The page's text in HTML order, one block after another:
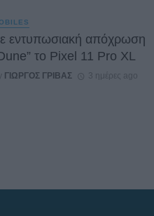
εντυπωσιακή απόχρωση
το Pixel 11 Pro XL
ΓΙΏΡΓΟΣ ΓΡΊΒΑΣ 3 ημέρες ago